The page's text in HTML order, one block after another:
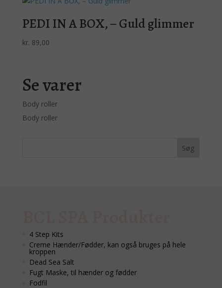
PEDI IN A BOX, – Guld glimmer
kr. 89,00
Se varer
Body roller
Body roller
4 Step Kits
Creme Hænder/Fødder, kan også bruges på hele
kroppen
Dead Sea Salt
Fugt Maske, til hænder og fødder
Fodfil